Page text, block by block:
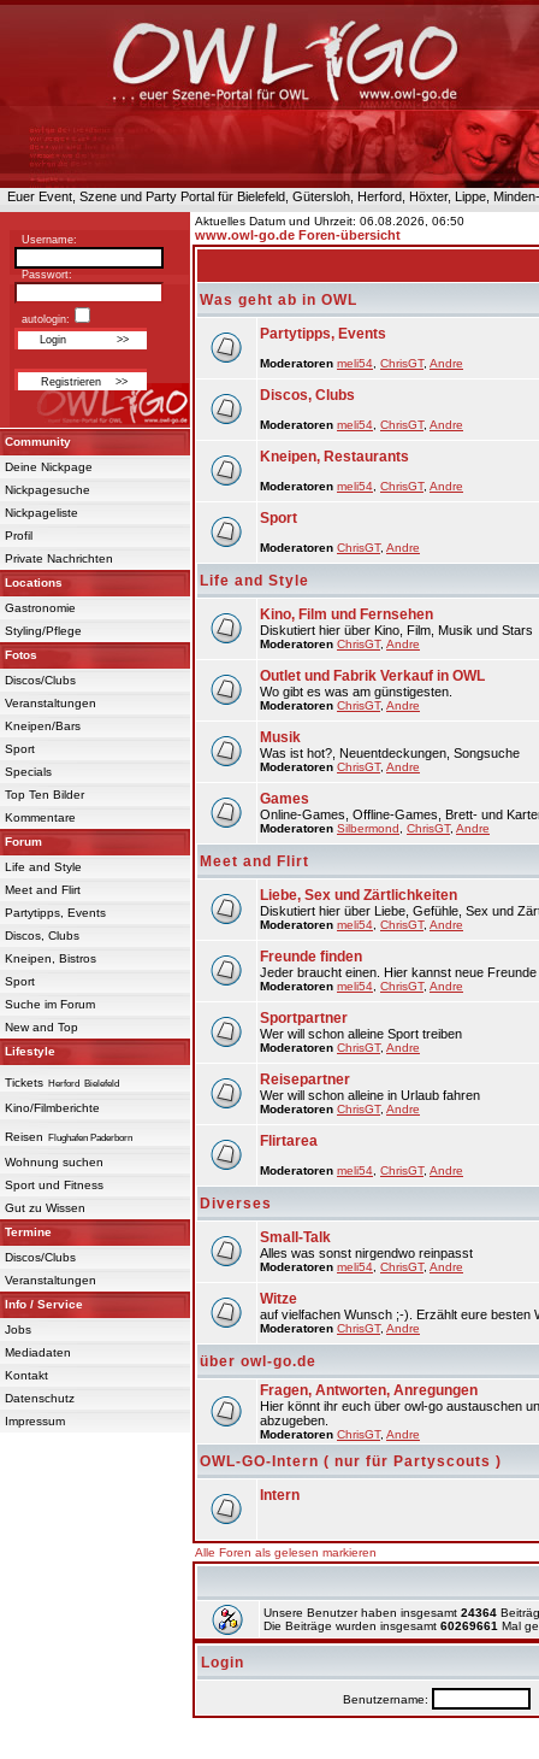
Euer Event, Szene und Party Portal für Bielefeld, Gütersloh, Herford, Höxter, Lippe,
Username:
Passwort:
autologin:
Community
Deine Nickpage
Nickpagesuche
Nickpageliste
Profil
Private Nachrichten
Locations
Gastronomie
Styling/Pflege
Fotos
Discos/Clubs
Veranstaltungen
Kneipen/Bars
Sport
Specials
Top Ten Bilder
Kommentare
Forum
Life and Style
Meet and Flirt
Partytipps, Events
Discos, Clubs
Kneipen, Bistros
Sport
Suche im Forum
New and Top
Lifestyle
Tickets Herford Bielefeld
Kino/Filmberichte
Reisen Flughafen Paderborn
Wohnung suchen
Sport und Fitness
Gut zu Wissen
Termine
Discos/Clubs
Veranstaltungen
Info / Service
Jobs
Mediadaten
Kontakt
Datenschutz
Impressum
Aktuelles Datum und Uhrzeit: 06.08.2026, 06:50
www.owl-go.de Foren-übersicht
Was geht ab in OWL
Partytipps, Events
Moderatoren meli54 ChrisGT, Andre
Discos, Clubs
Moderatoren meli54 ChrisGT, Andre
Kneipen, Restaurants
Moderatoren meli54 ChrisGT, Andre
Sport
Moderatoren ChrisGT, Andre
Life and Style
Kino, Film und Fernsehen
Diskutiert hier über Kino, Film, Musik und Stars
Moderatoren ChrisGT, Andre
Outlet und Fabrik Verkauf in OWL
Wo gibt es was am günstigesten.
Moderatoren ChrisGT, Andre
Musik
Was ist hot?, Neuentdeckungen, Songsuche
Moderatoren ChrisGT, Andre
Games
Online-Games, Offline-Games, Brett- und
Moderatoren Silbermond ChrisGT, Andre
Meet and Flirt
Liebe, Sex und Zärtlichkeiten
Diskutiert hier über Liebe, Gefühle, Sex und
Moderatoren meli54 ChrisGT, Andre
Freunde finden
Jeder braucht einen. Hier kannst neue Freunde
Moderatoren meli54 ChrisGT, Andre
Sportpartner
Wer will schon alleine Sport treiben
Moderatoren ChrisGT, Andre
Reisepartner
Wer will schon alleine in Urlaub fahren
Moderatoren ChrisGT, Andre
Flirtarea
Moderatoren meli54 ChrisGT, Andre
Diverses
Small-Talk
Alles was sonst nirgendwo reinpasst
Moderatoren meli54 ChrisGT, Andre
Witze
auf vielfachen Wunsch ;-). Erzählt eure besten
Moderatoren ChrisGT, Andre
über owl-go.de
Fragen, Antworten, Anregungen
Hier könnt ihr euch über owl-go austauschen
abzugeben.
Moderatoren ChrisGT, Andre
OWL-GO-Intern ( nur für Partyscouts )
Intern
Alle Foren als gelesen markieren
Unsere Benutzer haben insgesamt 24364
Die Beiträge wurden insgesamt 60269661 Mal
Login
Benutzername: